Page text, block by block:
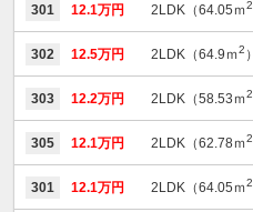
301 12.1万円 2LDK（64.05ｍ2
302 12.5万円 2LDK（64.9ｍ2 ）
303 12.2万円 2LDK（58.53ｍ2
305 12.1万円 2LDK（62.78ｍ2
301 12.1万円 2LDK（64.05ｍ2